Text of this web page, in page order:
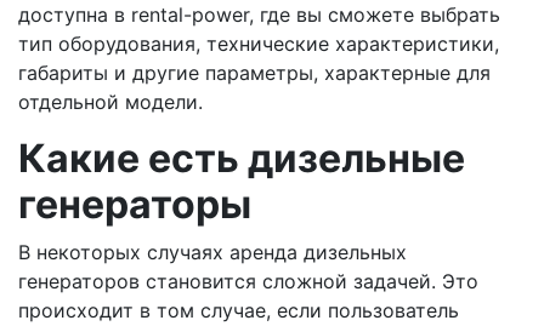
доступна в rental-power, где вы сможете выбрать
тип оборудования, технические характеристики,
габариты и другие параметры, характерные для
отдельной модели.
Какие есть дизельные
генераторы
В некоторых случаях аренда дизельных
генераторов становится сложной задачей. Это
происходит в том случае, если пользователь